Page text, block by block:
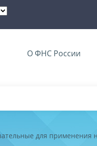
О ФНС России
для применения